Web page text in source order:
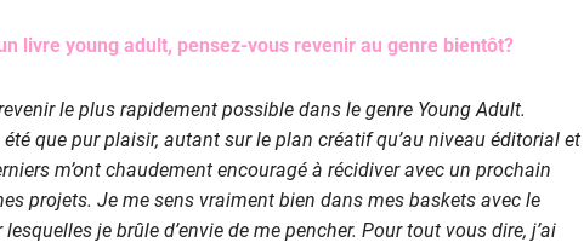
livre young adult, pensez-vous revenir au genre bientôt?
le plus rapidement possible dans le genre Young Adult.
été que pur plaisir, autant sur le plan créatif qu’au niveau éditorial et
m’ont chaudement encouragé à récidiver avec un prochain
projets. Je me sens vraiment bien dans mes baskets avec le
lesquelles je brûle d’envie de me pencher. Pour tout vous dire, j’ai